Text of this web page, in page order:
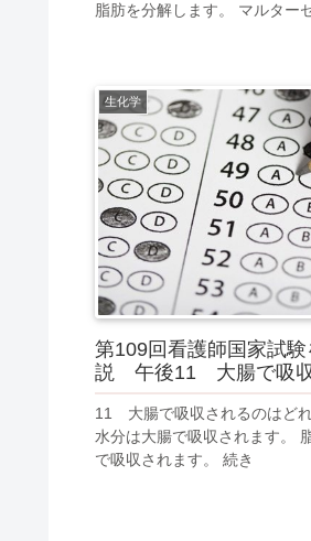
脂肪を分解します。 マルター
生化学
第109回看護師国家試
説 午後11 大腸で吸収
11 大腸で吸収されるのはど
水分は大腸で吸収されます。
で吸収されます。 続き